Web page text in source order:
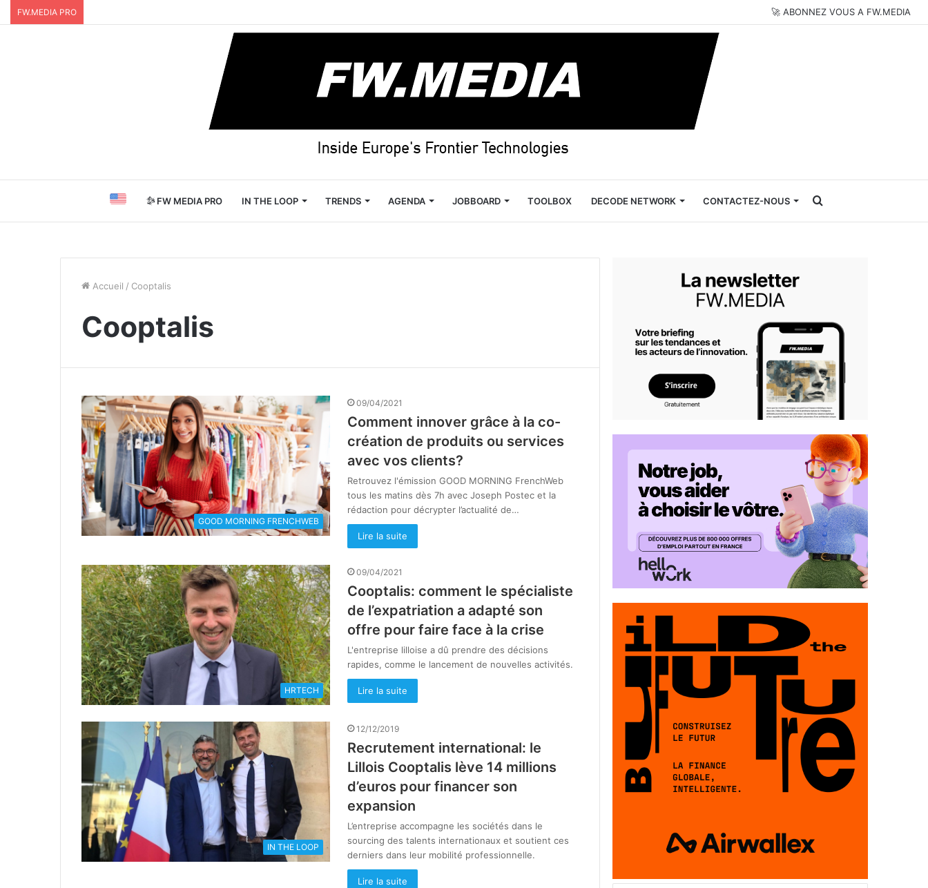
FW.MEDIA PRO 🚀 ABONNEZ VOUS A FW.MEDIA
FW MEDIA PRO IN THE LOOP TRENDS AGENDA JOBBOARD TOOLBOX DECODE NETWORK CONTACTEZ-NOUS Rechercher
Accueil / Cooptalis
Cooptalis
GOOD MORNING FRENCHWEB
09/04/2021
Comment innover grâce à la co-
création de produits ou services
avec vos clients?
Retrouvez l'émission GOOD MORNING FrenchWeb
tous les matins dès 7h avec Joseph Postec et la
rédaction pour décrypter l’actualité de…
Lire la suite
HRTECH
09/04/2021
Cooptalis: comment le spécialiste
de l’expatriation a adapté son
offre pour faire face à la crise
L'entreprise lilloise a dû prendre des décisions
rapides, comme le lancement de nouvelles activités.
Lire la suite
IN THE LOOP
12/12/2019
Recrutement international: le
Lillois Cooptalis lève 14 millions
d’euros pour financer son
expansion
L’entreprise accompagne les sociétés dans le
sourcing des talents internationaux et soutient ces
derniers dans leur mobilité professionnelle.
Lire la suite